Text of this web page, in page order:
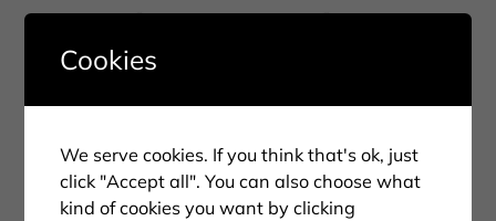
Cookies
We serve cookies. If you think that's ok, just
click "Accept all". You can also choose what
kind of cookies you want by clicking